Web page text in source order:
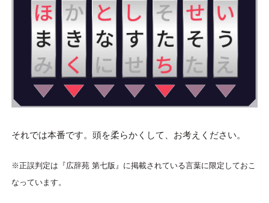
それでは本番です。頭を柔らかくして、お考えください。
※正誤判定は『広辞苑 第七版』に掲載されている言葉に限定しておこ
なっています。